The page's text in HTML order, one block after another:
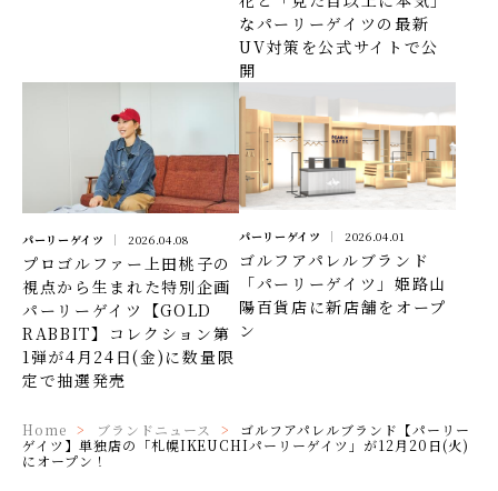
なパーリーゲイツの最新
UV対策を公式サイトで公
開
パーリーゲイツ 2026.04.08
プロゴルファー上田桃子の
視点から生まれた特別企画
パーリーゲイツ【GOLD
RABBIT】コレクション第
1弾が4月24日(金)に数量限
定で抽選発売
パーリーゲイツ 2026.04.01
ゴルフアパレルブランド
「パーリーゲイツ」姫路山
陽百貨店に新店舗をオープ
ン
Home ブランドニュース
ゴルフアパレルブランド【パーリー
ゲイツ】単独店の「札幌IKEUCHIパーリーゲイツ」が12月20日(火)
にオープン！